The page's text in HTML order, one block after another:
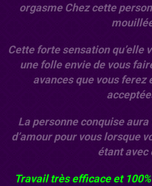
orgasme Chez cette
Cette forte sensation qu’elle
une folle envie de vous
avances que vous ferez
La personne conquise
d’amour pour vous lorsque
étant avec
Travail très efficace et